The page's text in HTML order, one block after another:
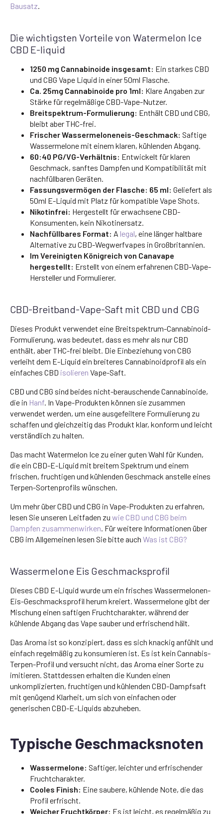
Bausatz
Die wichtigsten Vorteile von Watermelon Ice
CBD E-liquid
1250 mg Cannabinoide insgesamt: Ein starkes CBD
und CBG Vape Liquid in einer 50ml Flasche.
Ca. 25mg Cannabinoide pro 1ml: Klare Angaben zur
Stärke für regelmäßige CBD-Vape-Nutzer.
Breitspektrum-Formulierung: Enthält CBD und CBG,
bleibt aber THC-frei.
Frischer Wassermeloneneis-Geschmack: Saftige
Wassermelone mit einem klaren, kühlenden Abgang.
60:40 PG/VG-Verhältnis: Entwickelt für klaren
Geschmack, sanftes Dampfen und Kompatibilität mit
nachfüllbaren Geräten.
Fassungsvermögen der Flasche: 65 ml: Geliefert als
50ml E-Liquid mit Platz für kompatible Vape Shots.
Nikotinfrei: Hergestellt für erwachsene CBD-
Konsumenten, kein Nikotinersatz.
Nachfüllbares Format: A legal, eine länger haltbare
Alternative zu CBD-Wegwerfvapes in Großbritannien.
Im Vereinigten Königreich von Canavape
hergestellt: Erstellt von einem erfahrenen CBD-Vape-
Hersteller und Formulierer.
CBD-Breitband-Vape-Saft mit CBD und CBG
Dieses Produkt verwendet eine Breitspektrum-Cannabinoid-
Formulierung, was bedeutet, dass es mehr als nur CBD
enthält, aber THC-frei bleibt. Die Einbeziehung von CBG
verleiht dem E-Liquid ein breiteres Cannabinoidprofil als ein
einfaches CBD isolieren Vape-Saft.
CBD und CBG sind beides nicht-berauschende Cannabinoide,
die in Hanf . In Vape-Produkten können sie zusammen
verwendet werden, um eine ausgefeiltere Formulierung zu
schaffen und gleichzeitig das Produkt klar, konform und leicht
verständlich zu halten.
Das macht Watermelon Ice zu einer guten Wahl für Kunden,
die ein CBD-E-Liquid mit breitem Spektrum und einem
frischen, fruchtigen und kühlenden Geschmack anstelle eines
Terpen-Sortenprofils wünschen.
Um mehr über CBD und CBG in Vape-Produkten zu erfahren,
lesen Sie unseren Leitfaden zu wie CBD und CBG beim
Dampfen zusammenwirken . Für weitere Informationen über
CBG im Allgemeinen lesen Sie bitte auch Was ist CBG?
Wassermelone Eis Geschmacksprofil
Dieses CBD E-Liquid wurde um ein frisches Wassermelonen-
Eis-Geschmacksprofil herum kreiert. Wassermelone gibt der
Mischung einen saftigen Fruchtcharakter, während der
kühlende Abgang das Vape sauber und erfrischend hält.
Das Aroma ist so konzipiert, dass es sich knackig anfühlt und
einfach regelmäßig zu konsumieren ist. Es ist kein Cannabis-
Terpen-Profil und versucht nicht, das Aroma einer Sorte zu
imitieren. Stattdessen erhalten die Kunden einen
unkomplizierten, fruchtigen und kühlenden CBD-Dampfsaft
mit genügend Klarheit, um sich von einfachen oder
generischen CBD-E-Liquids abzuheben.
Typische Geschmacksnoten
Wassermelone: Saftiger, leichter und erfrischender
Fruchtcharakter.
Cooles Finish: Eine saubere, kühlende Note, die das
Profil erfrischt.
Weicher Fruchtkörper: Es ist leicht, es regelmäßig zu